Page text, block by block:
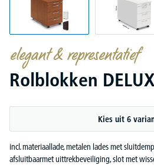
elegant & representatief
Rolblokken
Kies uit 6
incl. materiaallade, metalen lades met
afsluitbaarmet uittrekbeveiliging, slot met